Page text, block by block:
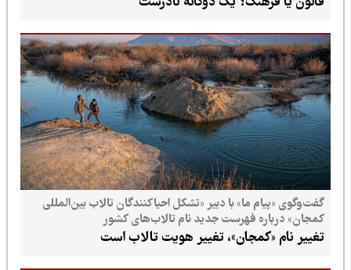
گفت‌وگوی «پیام ما» با دبیر «تشکل احیاکنندگان تالاب بین‌المللی
کمجان» درباره فهرست جدید نام تالاب‌های کشور
تغییر نام «کمجان»، تغییر هویت تالاب است